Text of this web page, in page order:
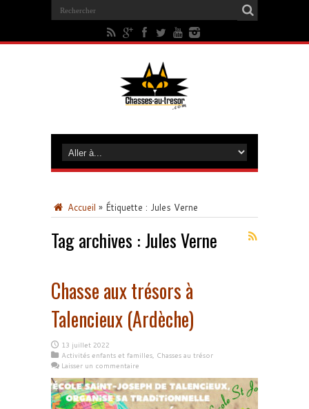
Accueil » Étiquette : Jules Verne
Tag archives : Jules Verne
Chasse aux trésors à
Talencieux (Ardèche)
13 juillet 2022
Activités enfants et familles, Chasses au trésor
Laisser un commentaire